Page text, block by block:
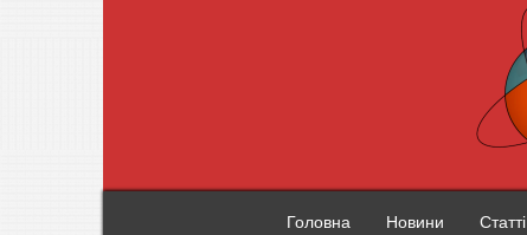
Головна Новини Статті